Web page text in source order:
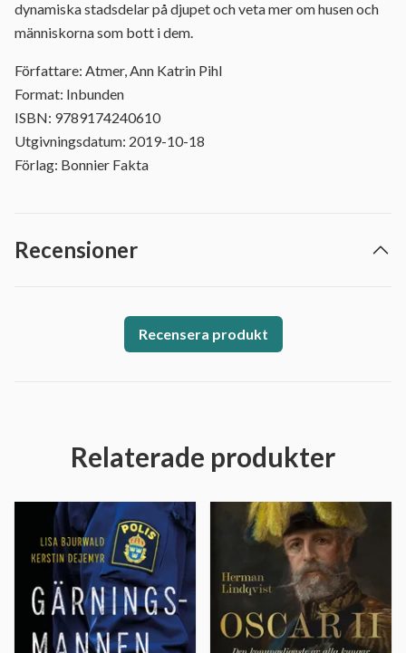
dynamiska stadsdelar på djupet och veta mer om husen och
människorna som bott i dem.
Författare: Atmer, Ann Katrin Pihl
Format: Inbunden
ISBN: 9789174240610
Utgivningsdatum: 2019-10-18
Förlag: Bonnier Fakta
Recensioner
Recensera produkt
Relaterade produkter